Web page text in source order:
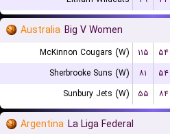
Australia Big V Women
McKinnon Cougars (W) ۱۱۵ ۵۴
Sherbrooke Suns (W)
۸۱ ۵۴
Sunbury Jets (W)
۵۵ ۸۴
Argentina La Liga Federal